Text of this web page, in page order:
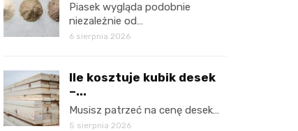
Piasek wygląda podobnie
niezależnie od…
6 sierpnia 2026
Ile kosztuje kubik desek
–...
Musisz patrzeć na cenę desek…
5 sierpnia 2026